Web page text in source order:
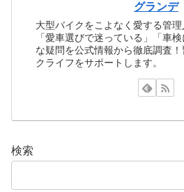
グランデ
大型バイクをこよなく愛する管理
「愛車選びで迷っている」「車
な疑問を公式情報から徹底調査
クライフをサポートします。
検索